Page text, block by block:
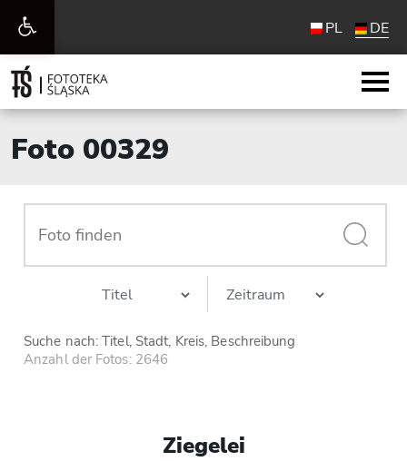
Werkzeugleiste
öffnen
PL DE
Foto 00329
Suche nach: Titel, Stadt, Kreis, Beschreibung
Anzahl der Fotos: 2646
Ziegelei